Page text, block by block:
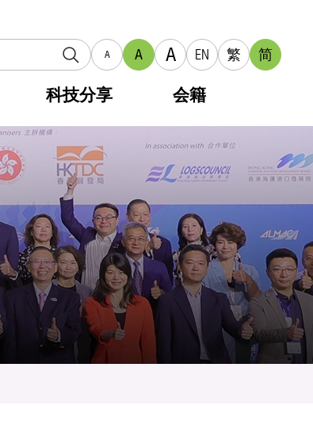
A A A EN 繁 简
科技分享 会籍